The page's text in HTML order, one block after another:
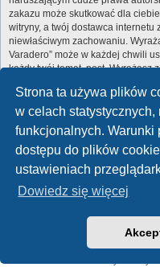
Strona ta używa plików
w celach statystycznych,
funkcjonalnych.
dostępu do plików
ustawieniach
Dowiedz się więcej
zakazu może skutkować dla
witryny, a twój dostawca
niewłaściwym zachowaniu.
Varadero” może w każdej chwili
każdy twój temat, post. Wyrażasz
przez ciebie informacji w naszej
przekazywane nikomu bez twojej
phpBB nie ponosi
może dojść do kradzieży danych.
Strona główna
Technologię dostarcza
Polski pakiet